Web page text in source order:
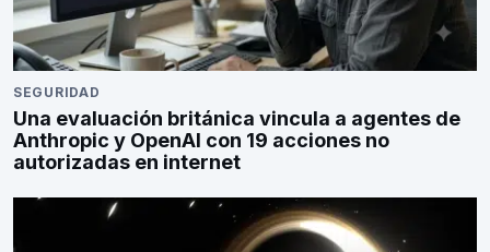
SEGURIDAD
Una evaluación británica vincula a agentes de
Anthropic y OpenAI con 19 acciones no
autorizadas en internet